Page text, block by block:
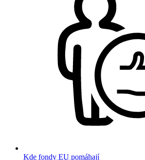
Kde fondy EU pomáhají